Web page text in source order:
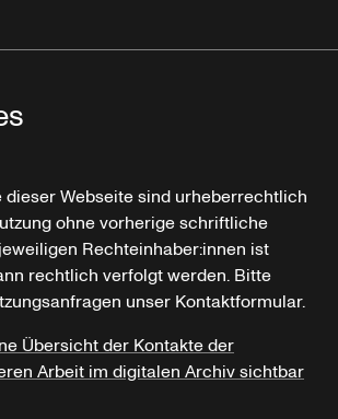
Webseite sind urheberrechtlich
ohne vorherige schriftliche
Rechteinhaber:innen ist
rechtlich verfolgt werden. Bitte
unser Kontaktformular.
Übersicht der Kontakte der
Arbeit im digitalen Archiv sichtbar